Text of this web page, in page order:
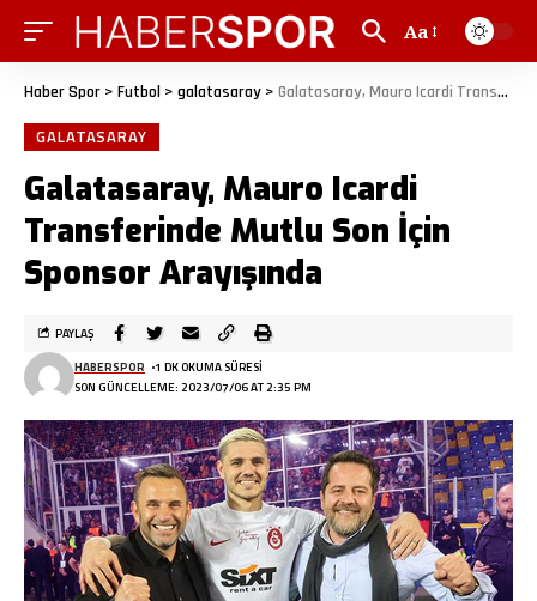
Aa
Haber Spor > Futbol > galatasaray > Galatasaray, Mauro Icardi Transferinde Mutlu Son İçin Sponsor Arayışında
GALATASARAY
Galatasaray, Mauro Icardi
Transferinde Mutlu Son İçin
Sponsor Arayışında
SON GÜNCELLEME: 2023/07/06 AT 2:35 PM
HABERSPOR 1 DK OKUMA SÜRESI
PAYLAŞ